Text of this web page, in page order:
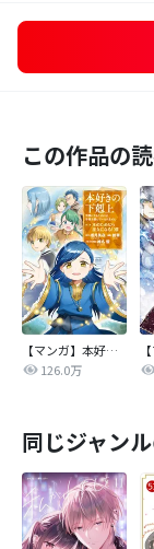
この作品の
【マンガ】本好きの下剋上 第二部
126.0万
同じジャン